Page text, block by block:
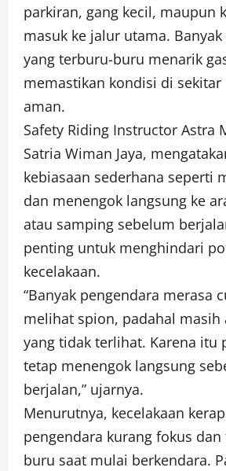
parkiran, gang kecil, maupun
masuk ke jalur utama.
yang terburu-buru menarik
memastikan kondisi di sekitar
aman.
Safety Riding Instructor Astra
Satria Wiman Jaya,
kebiasaan sederhana seperti
dan menengok langsung ke
atau samping sebelum
penting untuk menghindari
kecelakaan.
“Banyak pengendara merasa
melihat spion, padahal
yang tidak terlihat. Karena itu
tetap menengok langsung
berjalan,” ujarnya.
Menurutnya, kecelakaan
pengendara kurang fokus
buru saat mulai berkendara.